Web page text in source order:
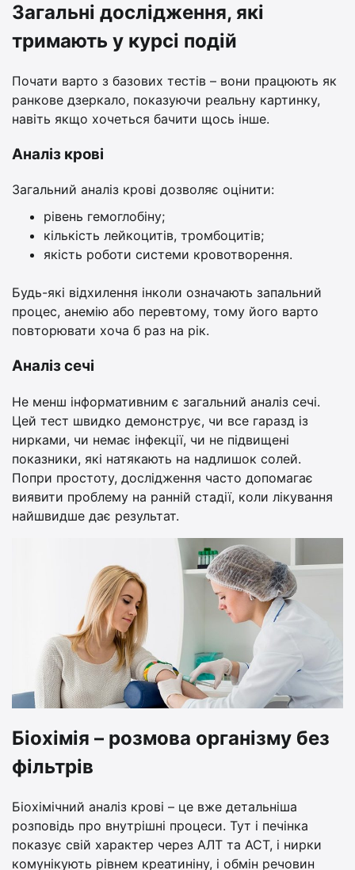
Загальні дослідження, які
тримають у курсі подій
Почати варто з базових тестів – вони працюють як
ранкове дзеркало, показуючи реальну картинку,
навіть якщо хочеться бачити щось інше.
Аналіз крові
Загальний аналіз крові дозволяє оцінити:
рівень гемоглобіну;
кількість лейкоцитів, тромбоцитів;
якість роботи системи кровотворення.
Будь-які відхилення інколи означають запальний
процес, анемію або перевтому, тому його варто
повторювати хоча б раз на рік.
Аналіз сечі
Не менш інформативним є загальний аналіз сечі.
Цей тест швидко демонструє, чи все гаразд із
нирками, чи немає інфекції, чи не підвищені
показники, які натякають на надлишок солей.
Попри простоту, дослідження часто допомагає
виявити проблему на ранній стадії, коли лікування
найшвидше дає результат.
Біохімія – розмова організму без
фільтрів
Біохімічний аналіз крові – це вже детальніша
розповідь про внутрішні процеси. Тут і печінка
показує свій характер через АЛТ та АСТ, і нирки
комунікують рівнем креатиніну, і обмін речовин